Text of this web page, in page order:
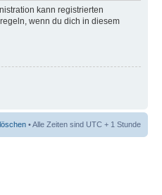
kann registrierten
wenn du dich in diesem
• Alle Zeiten sind UTC + 1 Stunde